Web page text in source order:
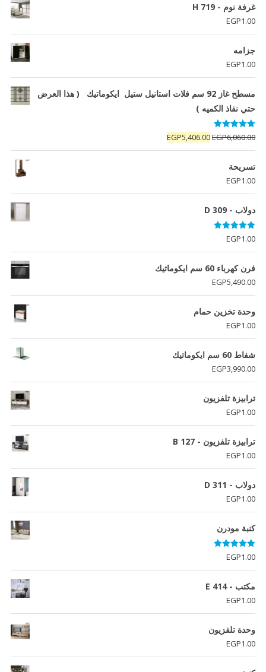
غرفة نوم - H 719
EGP1.00
جزامه
EGP1.00
مسطح غاز 92 سم فلات استانيل ستيل ايكوماتيك ( هذا العرض
حتي نفاذ الكميه )
تم التقييم
5.00من 5EGP6,060.00
السعر
الأصلي
EGP5,406.00
السعر
الحالي
تسريحة
EGP1.00
دولاب - D 309
تم التقييم
5.00
من 5
EGP1.00
فرن كهرباء 60 سم ايكوماتيك
EGP5,490.00
وحدة تخزين حمام
EGP1.00
شفاط 60 سم ايكوماتيك
EGP3,990.00
ترابيزة تلفزيون
EGP1.00
ترابيزة تلفزيون - B 127
EGP1.00
دولاب - D 311
EGP1.00
كنبة مودرن
تم التقييم
5.00
من 5
EGP1.00
مكتب - E 414
EGP1.00
وحدة تلفزيون
EGP1.00